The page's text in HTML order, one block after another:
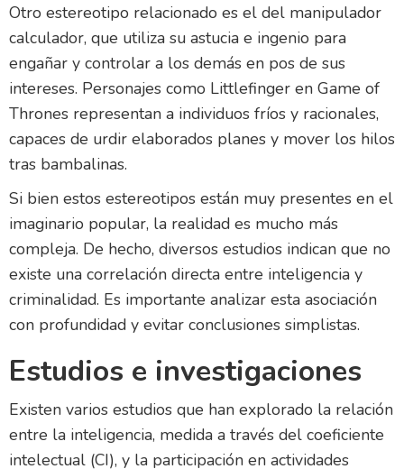
Otro estereotipo relacionado es el del manipulador
calculador, que utiliza su astucia e ingenio para
engañar y controlar a los demás en pos de sus
intereses. Personajes como Littlefinger en Game of
Thrones representan a individuos fríos y racionales,
capaces de urdir elaborados planes y mover los hilos
tras bambalinas.
Si bien estos estereotipos están muy presentes en el
imaginario popular, la realidad es mucho más
compleja. De hecho, diversos estudios indican que no
existe una correlación directa entre inteligencia y
criminalidad. Es importante analizar esta asociación
con profundidad y evitar conclusiones simplistas.
Estudios e investigaciones
Existen varios estudios que han explorado la relación
entre la inteligencia, medida a través del coeficiente
intelectual (CI), y la participación en actividades